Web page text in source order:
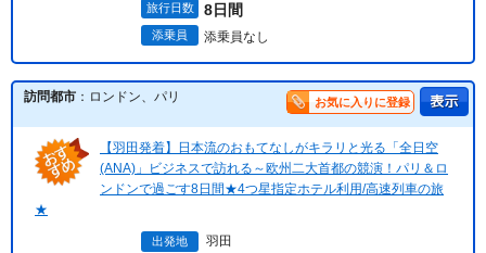
旅行日数 8日間
添乗員 添乗員なし
訪問都市 ：ロンドン、パリ お気に入りに登録
【羽田発着】日本流のおもてなしがキラリと光る「全日空
(ANA)」ビジネスで訪れる～欧州二大首都の競演！パリ＆ロ
ンドンで過ごす8日間★4つ星指定ホテル利用/高速列車の旅
★
出発地 羽田